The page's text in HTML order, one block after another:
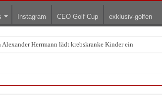
Instagram CEO Golf Cup exklusiv-golfen
Alexander Herrmann lädt krebskranke Kinder ein
der Lingerie-Branche wurde